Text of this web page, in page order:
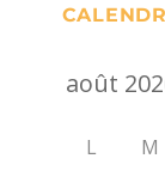
L M